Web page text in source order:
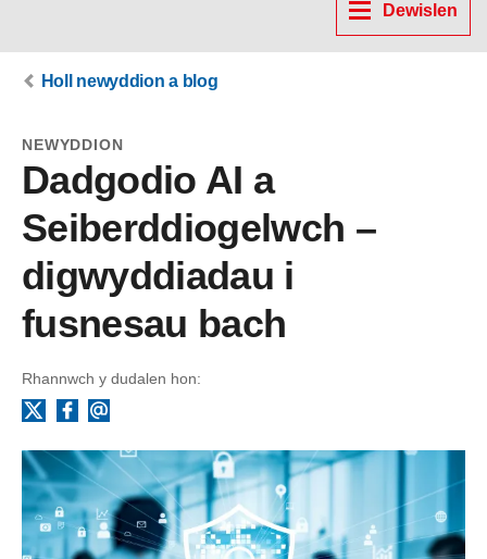
Dewislen
Holl newyddion a blog
NEWYDDION
Dadgodio AI a
Seiberddiogelwch –
digwyddiadau i
fusnesau bach
Rhannwch y dudalen hon:
Facebook
Ebost